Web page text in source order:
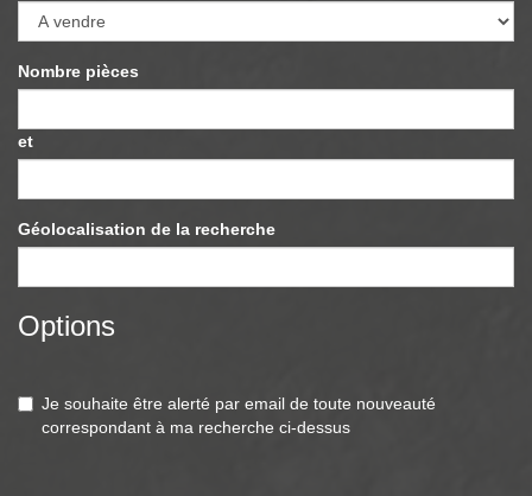
Nombre pièces
et
Géolocalisation de la recherche
Options
Je souhaite être alerté par email de toute nouveauté
correspondant à ma recherche ci-dessus